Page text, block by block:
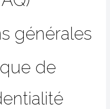
générales
de